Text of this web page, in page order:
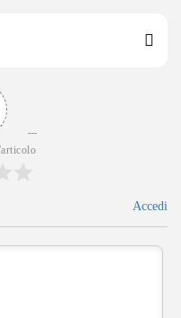
Accedi